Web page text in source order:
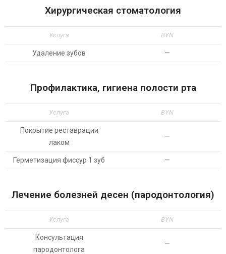
Хирургическая стоматология
Услуга BYN
Удаление зубов —
Профилактика, гигиена полости рта
Услуга BYN
Покрытие реставрации
лаком
—
Герметизация фиссур 1 зуб —
Лечение болезней десен (пародонтология)
Услуга BYN
Консультация
пародонтолога
—